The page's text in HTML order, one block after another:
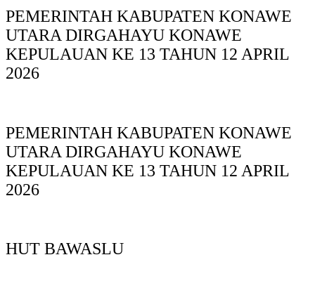
PEMERINTAH KABUPATEN KONAWE
UTARA DIRGAHAYU KONAWE
KEPULAUAN KE 13 TAHUN 12 APRIL
2026
PEMERINTAH KABUPATEN KONAWE
UTARA DIRGAHAYU KONAWE
KEPULAUAN KE 13 TAHUN 12 APRIL
2026
HUT BAWASLU